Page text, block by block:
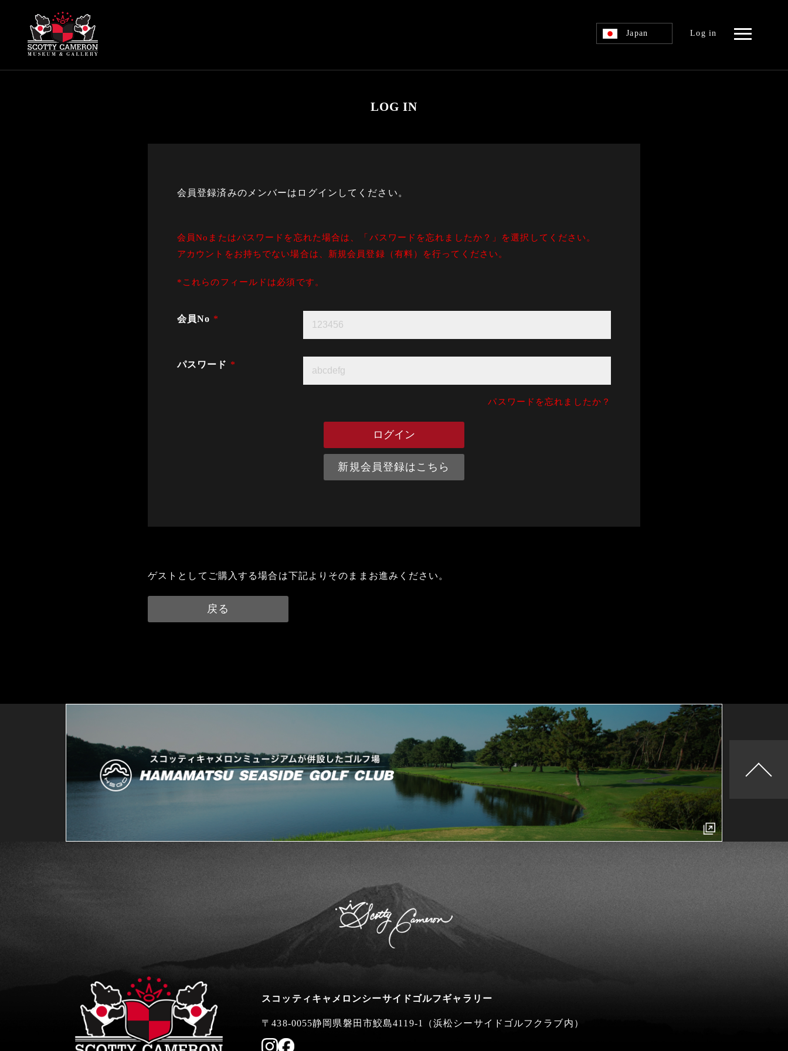
Japan Log in
LOG IN
会員登録済みのメンバーはログインしてください。
会員Noまたはパスワードを忘れた場合は、「パスワードを忘れましたか？」を選択してください。
アカウントをお持ちでない場合は、新規会員登録（有料）を行ってください。
*これらのフィールドは必須です。
会員No *
パスワード *
パスワードを忘れましたか？
新規会員登録はこちら
ゲストとしてご購入する場合は下記よりそのままお進みください。
戻る
スコッティキャメロンシーサイドゴルフギャラリー
〒438-0055静岡県磐田市鮫島4119-1 （浜松シーサイドゴルフクラブ内）